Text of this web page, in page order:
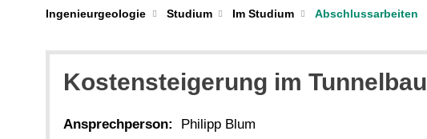
Ingenieurgeologie Studium Im Studium Abschlussarbeiten
Kostensteigerung im Tunnelbau
Ansprechperson:
Philipp Blum